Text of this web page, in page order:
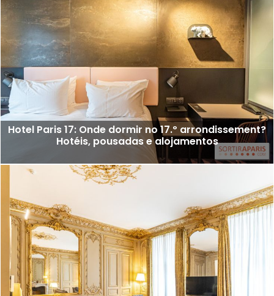
Hotel Paris 17: Onde dormir no 17.º arrondissement?
Hotéis, pousadas e alojamentos